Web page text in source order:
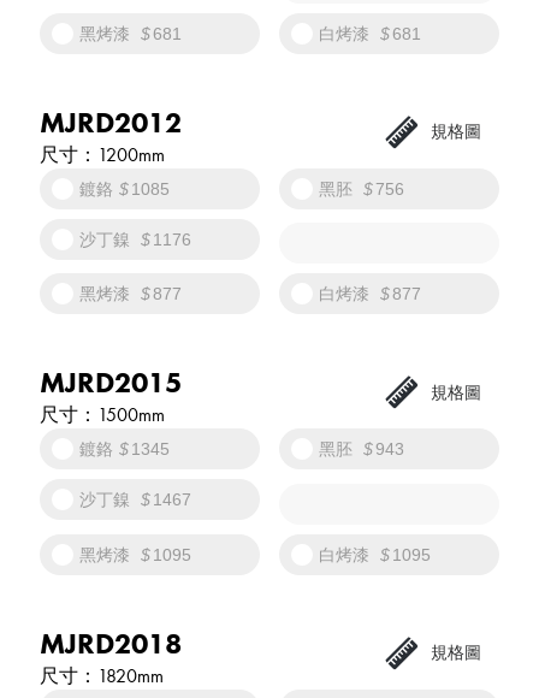
黑烤漆 681 白烤漆 681
MJRD2012
1200mm
鍍鉻 1085 黑胚 756
沙丁鎳 1176
黑烤漆 877 白烤漆 877
MJRD2015
1500mm
鍍鉻 1345 黑胚 943
沙丁鎳 1467
黑烤漆 1095 白烤漆 1095
MJRD2018
1820mm